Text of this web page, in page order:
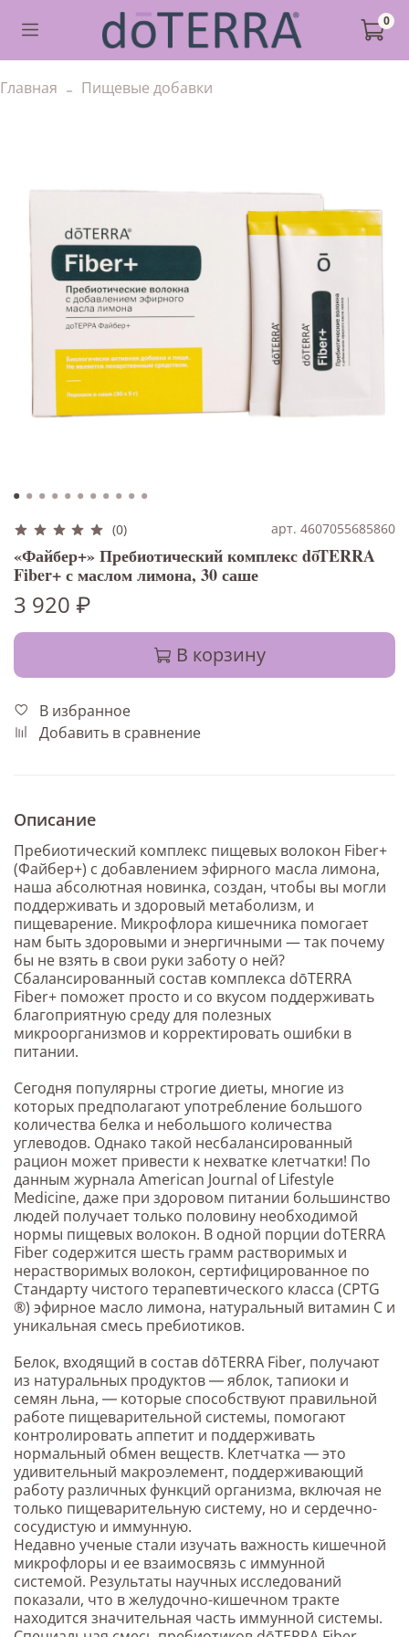
0
Главная Пищевые добавки
(0) арт. 4607055685860
«Файбер+» Пребиотический комплекс dōTERRA
Fiber+ с маслом лимона, 30 саше
3 920 ₽
В корзину
В избранное
Добавить в сравнение
Описание
Пребиотический комплекс пищевых волокон Fiber+
(Файбер+) с добавлением эфирного масла лимона,
наша абсолютная новинка, создан, чтобы вы могли
поддерживать и здоровый метаболизм, и
пищеварение. Микрофлора кишечника помогает
нам быть здоровыми и энергичными — так почему
бы не взять в свои руки заботу о ней?
Сбалансированный состав комплекса dōTERRA
Fiber+ поможет просто и со вкусом поддерживать
благоприятную среду для полезных
микроорганизмов и корректировать ошибки в
питании.
Сегодня популярны строгие диеты, многие из
которых предполагают употребление большого
количества белка и небольшого количества
углеводов. Однако такой несбалансированный
рацион может привести к нехватке клетчатки! По
данным журнала American Journal of Lifestyle
Medicine, даже при здоровом питании большинство
людей получает только половину необходимой
нормы пищевых волокон. В одной порции doTERRA
Fiber содержится шесть грамм растворимых и
нерастворимых волокон, сертифицированное по
Стандарту чистого терапевтического класса (CPTG
®) эфирное масло лимона, натуральный витамин C и
уникальная смесь пребиотиков.
Белок, входящий в состав dōTERRA Fiber, получают
из натуральных продуктов ― яблок, тапиоки и
семян льна, ― которые способствуют правильной
работе пищеварительной системы, помогают
контролировать аппетит и поддерживать
нормальный обмен веществ. Клетчатка ― это
удивительный макроэлемент, поддерживающий
работу различных функций организма, включая не
только пищеварительную систему, но и сердечно-
сосудистую и иммунную.
Недавно ученые стали изучать важность кишечной
микрофлоры и ее взаимосвязь с иммунной
системой. Результаты научных исследований
показали, что в желудочно-кишечном тракте
находится значительная часть иммунной системы.